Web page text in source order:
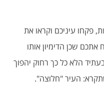
פקחו עיניכם וקראו את
שכן הדימיון אותו
הלא כל כך רחוק יהפוך
העיר "חלוצה".